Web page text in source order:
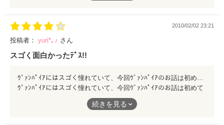
可愛いですね。
2010/02/02 23:21
投稿者： yuri*｡♪ さん
スゴく面白かったﾃﾞｽ!!
ｳﾞｧﾝﾊﾟｲｱにはスゴく憧れていて、今回ｳﾞｧﾝﾊﾟｲｱのお話は初めて
読んだんですけど、スゴく楽しめました(*^_^*)
続きを見る